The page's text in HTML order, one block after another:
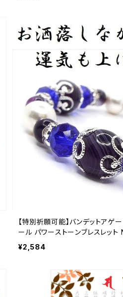
【特別祈願可能】バンデットアゲ
ール パワーストーンブレスレッ
まで3〜21日】
¥2,584